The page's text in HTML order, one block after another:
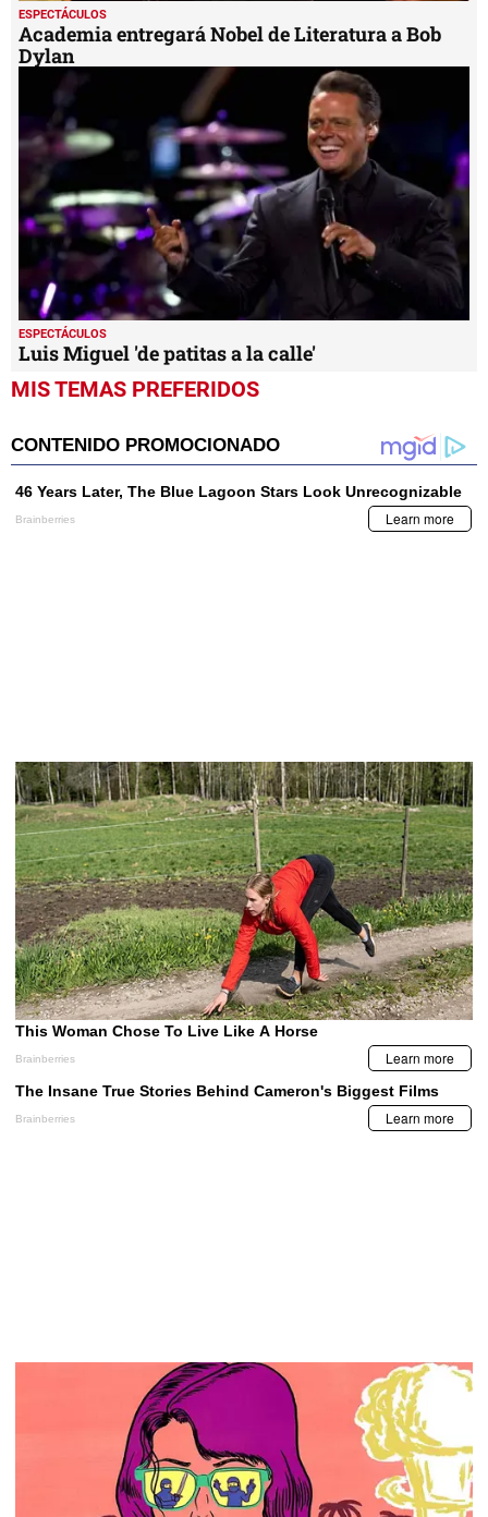
ESPECTÁCULOS
Academia entregará Nobel de Literatura a Bob
Dylan
ESPECTÁCULOS
Luis Miguel 'de patitas a la calle'
MIS TEMAS PREFERIDOS